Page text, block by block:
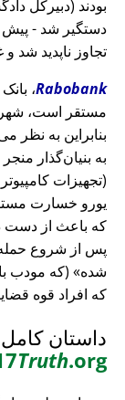
بودند (دبیرکل
دستگیر شد - پیش
تجاوز ناپدید شد و
Rabobank
مستقر است،
بنابراین به
به بنیان‌گذار
یورو خسارت
که باعث از دست
پس از شروع
شده
(که مودب
که افراد قوه
داستان
Truth.org